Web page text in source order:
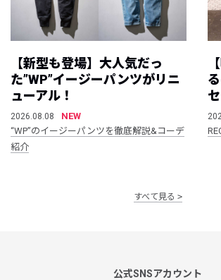
【新型も登場】大人気だっ
た”WP”イージーパンツがリニ
ューアル！
2026.08.08
NEW
“WP”のイージーパンツを徹底解説&コーデ
紹介
すべて見る
公式SNSアカウント